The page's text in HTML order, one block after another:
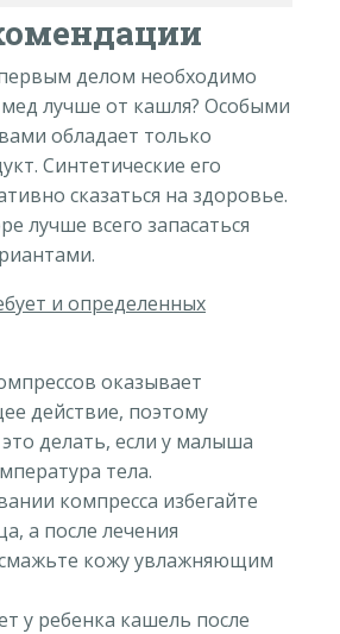
делом необходимо
лучше от кашля? Особыми
обладает только
Синтетические его
сказаться на здоровье.
лучше всего запасаться
и определенных
оказывает
действие, поэтому
делать, если у малыша
тела.
компресса избегайте
а после лечения
кожу увлажняющим
у ребенка кашель после